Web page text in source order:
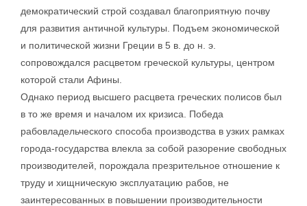
демократический строй создавал благоприятную почву
для развития античной культуры. Подъем экономической
и политической жизни Греции в 5 в. до н. э.
сопровождался расцветом греческой культуры, центром
которой стали Афины.
Однако период высшего расцвета греческих полисов был
в то же время и началом их кризиса. Победа
рабовладельческого способа производства в узких рамках
города-государства влекла за собой разорение свободных
производителей, порождала презрительное отношение к
труду и хищническую эксплуатацию рабов, не
заинтересованных в повышении производительности